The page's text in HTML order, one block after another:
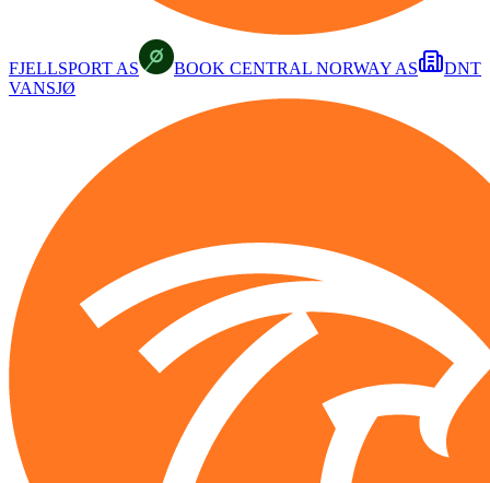
FJELLSPORT AS BOOK CENTRAL NORWAY AS
DNT
VANSJØ